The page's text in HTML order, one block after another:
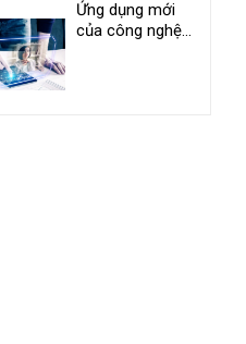
Ứng dụng mới
của công nghệ